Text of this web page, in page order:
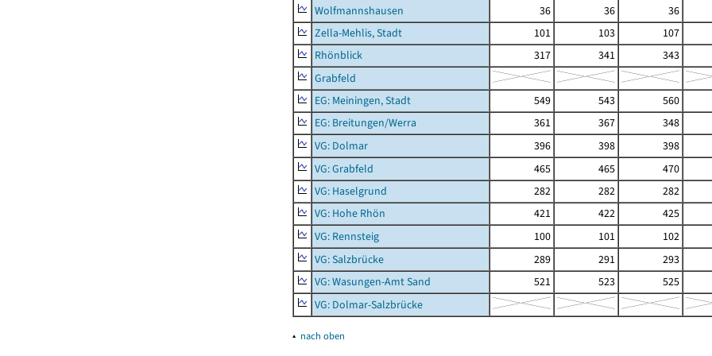
Wolfmannshausen 36 36
36
Zella-Mehlis, Stadt
101 103
107
Rhönblick
317 341
343
Grabfeld
EG: Meiningen, Stadt
549 543
560
EG: Breitungen/Werra
361 367
348
VG: Dolmar
396 398
398
VG: Grabfeld
465 465
470
VG: Haselgrund
282 282
282
VG: Hohe Rhön
421 422
425
VG: Rennsteig
100 101
102
VG: Salzbrücke
289 291
293
VG: Wasungen-Amt Sand
521 523
525
VG: Dolmar-Salzbrücke
▴ nach oben